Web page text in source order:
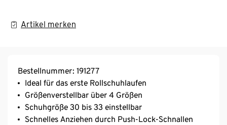
Artikel merken
Bestellnummer: 191277
Ideal für das erste Rollschuhlaufen
Größenverstellbar über 4 Größen
Schuhgröße 30 bis 33 einstellbar
Schnelles Anziehen durch Push-Lock-Schnallen